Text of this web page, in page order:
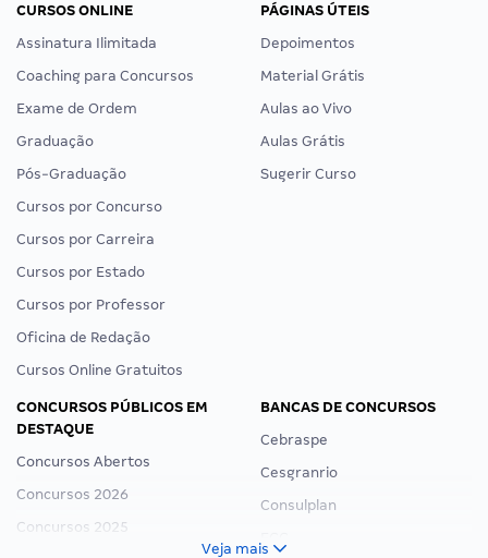
CURSOS ONLINE
Assinatura Ilimitada
Coaching para Concursos
Exame de Ordem
Graduação
Pós-Graduação
Cursos por Concurso
Cursos por Carreira
Cursos por Estado
Cursos por Professor
Oficina de Redação
Cursos Online Gratuitos
PÁGINAS ÚTEIS
Depoimentos
Material Grátis
Aulas ao Vivo
Aulas Grátis
Sugerir Curso
CONCURSOS PÚBLICOS EM
DESTAQUE
Concursos Abertos
Concursos 2026
Concursos 2025
BANCAS DE CONCURSOS
Cebraspe
Cesgranrio
Consulplan
Veja mais